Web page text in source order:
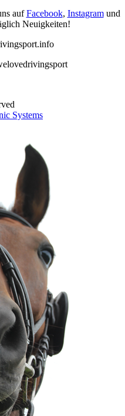
aufFacebook, Instagramund
Neuigkeiten!
Systems